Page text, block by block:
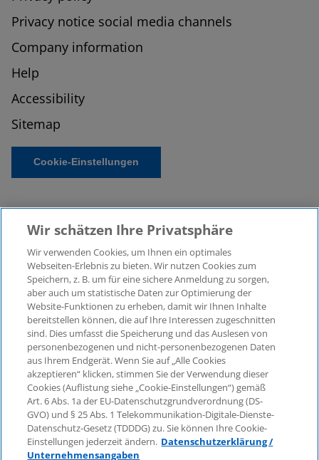
Privacy notice social media channels
Company information
Help
Accessibility
Sitemap
Cookie-Einstellungen
© 2026 KPMG Law Rechtsanwaltsgesellschaft mbH,
associated with KPMG AG
Wirtschaftsprüfungsgesellschaft, a public limited
company under German law and a member of the
global KPMG organisation of independent member
firms affiliated with KPMG International Limited, a
Private English Company Limited by Guarantee. All
rights reserved. For more details on the structure of
KPMG’s global organisation, please visit
https://home.kpmg/governance.
Wir schätzen Ihre Privatsphäre
Wir verwenden Cookies, um Ihnen ein optimales
Webseiten-Erlebnis zu bieten. Wir nutzen Cookies zum
Speichern, z. B. um für eine sichere Anmeldung zu sorgen,
aber auch um statistische Daten zur Optimierung der
Website-Funktionen zu erheben, damit wir Ihnen Inhalte
bereitstellen können, die auf Ihre Interessen zugeschnitten
sind. Dies umfasst die Speicherung und das Auslesen von
personenbezogenen und nicht-personenbezogenen Daten
aus Ihrem Endgerät. Wenn Sie auf „Alle Cookies
akzeptieren“ klicken, stimmen Sie der Verwendung dieser
Cookies (Auflistung siehe „Cookie-Einstellungen“) gemäß
Art. 6 Abs. 1a der EU-Datenschutzgrundverordnung (DS-
GVO) und § 25 Abs. 1 Telekommunikation-Digitale-Dienste-
Datenschutz-Gesetz (TDDDG) zu. Sie können Ihre Cookie-
Einstellungen jederzeit ändern. Datenschutzerklärung /
Unternehmensangaben